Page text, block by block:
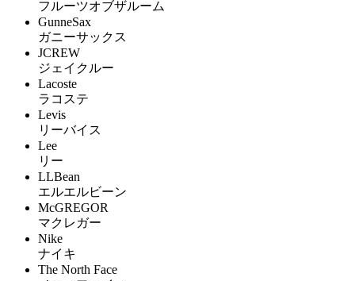
フルーツオブザルーム
GunneSax
ガニーサックス
JCREW
ジェイクルー
Lacoste
ラコステ
Levis
リーバイス
Lee
リー
LLBean
エルエルビーン
McGREGOR
マクレガー
Nike
ナイキ
The North Face